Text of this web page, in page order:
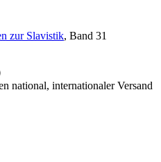
zur Slavistik, Band 31
national, internationaler Versand